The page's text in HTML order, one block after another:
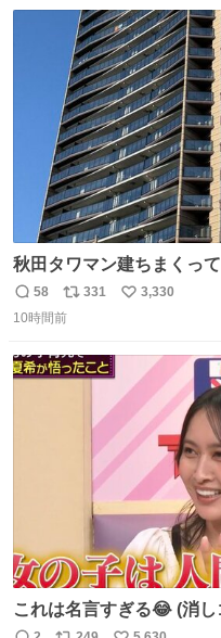
ト
数
数
秋田タワマン建ちまくっ
パクトシティつくって高
全部駅前にある
返
信
58
リ
ポ
ト
331
い
3,330
10時間前
これは名言すぎる😂 (消